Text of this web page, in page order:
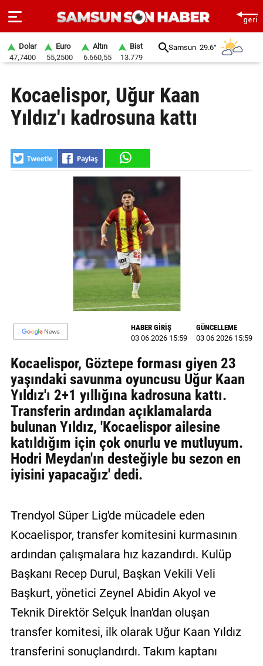
SAYFA
SAMSUN
SAMSUNSPOR
VİDEO
YAZARLAR
BİZE
ULAŞIN
Künye
İletişim
Gizlilik
Dolar
47,7400
Euro
55,2500
Altın
6.660,55
Bist
13.779
Samsun 29.6°
Kocaelispor, Uğur Kaan
Yıldız'ı kadrosuna kattı
HABER GİRİŞ
03 06 2026 15:59
GÜNCELLEME
03 06 2026 15:59
Kocaelispor, Göztepe forması giyen 23
yaşındaki savunma oyuncusu Uğur Kaan
Yıldız'ı 2+1 yıllığına kadrosuna kattı.
Transferin ardından açıklamalarda
bulunan Yıldız, 'Kocaelispor ailesine
katıldığım için çok onurlu ve mutluyum.
Hodri Meydan'ın desteğiyle bu sezon en
iyisini yapacağız' dedi.
Trendyol Süper Lig'de mücadele eden
Kocaelispor, transfer komitesini kurmasının
ardından çalışmalara hız kazandırdı. Kulüp
Başkanı Recep Durul, Başkan Vekili Veli
Başkurt, yönetici Zeynel Abidin Akyol ve
Teknik Direktör Selçuk İnan'dan oluşan
transfer komitesi, ilk olarak Uğur Kaan Yıldız
transferini sonuçlandırdı. Takım kaptanı